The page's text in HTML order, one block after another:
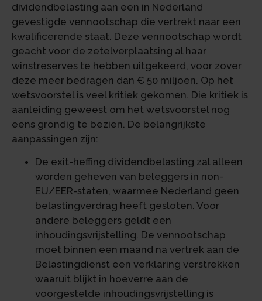
dividendbelasting aan een in Nederland
gevestigde vennootschap die vertrekt naar een
kwalificerende staat. Deze vennootschap wordt
geacht voor de zetelverplaatsing al haar
winstreserves te hebben uitgekeerd, voor zover
deze meer bedragen dan € 50 miljoen. Op het
wetsvoorstel is veel kritiek gekomen. Die kritiek is
aanleiding geweest om het wetsvoorstel nog
eens grondig te bezien. De belangrijkste
aanpassingen zijn:
De exit-heffing dividendbelasting zal alleen
worden geheven van beleggers in non-
EU/EER-staten, waarmee Nederland geen
belastingverdrag heeft gesloten. Voor
andere beleggers geldt een
inhoudingsvrijstelling. De vennootschap
moet binnen een maand na vertrek aan de
Belastingdienst een verklaring verstrekken
waaruit blijkt in hoeverre aan de
voorgestelde inhoudingsvrijstelling is